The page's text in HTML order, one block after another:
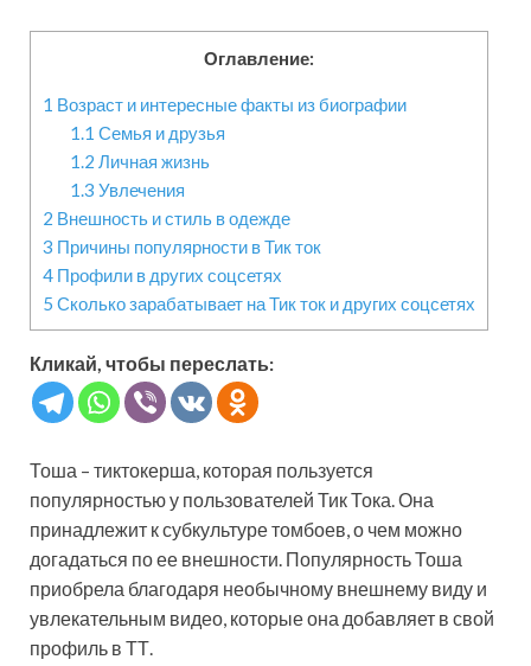
Оглавление:
1 Возраст и интересные факты из биографии
1.1 Семья и друзья
1.2 Личная жизнь
1.3 Увлечения
2 Внешность и стиль в одежде
3 Причины популярности в Тик ток
4 Профили в других соцсетях
5 Сколько зарабатывает на Тик ток и других соцсетях
Кликай, чтобы переслать:
Тоша – тиктокерша, которая пользуется
популярностью у пользователей Тик Тока. Она
принадлежит к субкультуре томбоев, о чем можно
догадаться по ее внешности. Популярность Тоша
приобрела благодаря необычному внешнему виду и
увлекательным видео, которые она добавляет в свой
профиль в ТТ.